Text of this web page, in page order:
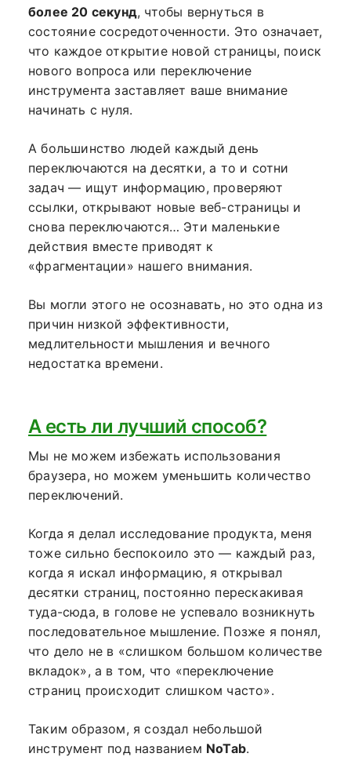
более 20 секунд, чтобы вернуться в
состояние сосредоточенности. Это означает,
что каждое открытие новой страницы, поиск
нового вопроса или переключение
инструмента заставляет ваше внимание
начинать с нуля.
А большинство людей каждый день
переключаются на десятки, а то и сотни
задач — ищут информацию, проверяют
ссылки, открывают новые веб-страницы и
снова переключаются… Эти маленькие
действия вместе приводят к
«фрагментации» нашего внимания.
Вы могли этого не осознавать, но это одна из
причин низкой эффективности,
медлительности мышления и вечного
недостатка времени.
А есть ли лучший способ?
Мы не можем избежать использования
браузера, но можем уменьшить количество
переключений.
Когда я делал исследование продукта, меня
тоже сильно беспокоило это — каждый раз,
когда я искал информацию, я открывал
десятки страниц, постоянно перескакивая
туда-сюда, в голове не успевало возникнуть
последовательное мышление. Позже я понял,
что дело не в «слишком большом количестве
вкладок», а в том, что «переключение
страниц происходит слишком часто».
Таким образом, я создал небольшой
инструмент под названием NoTab.